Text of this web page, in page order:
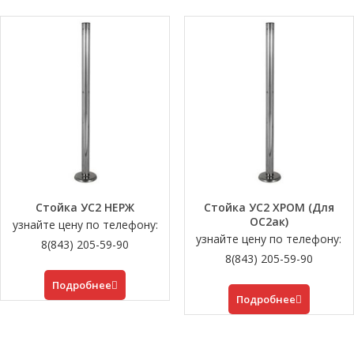
Стойка УС2 НЕРЖ
узнайте цену по телефону:
8(843) 205-59-90
Подробнее
Стойка УС2 ХРОМ (Для
ОС2ак)
узнайте цену по телефону:
8(843) 205-59-90
Подробнее